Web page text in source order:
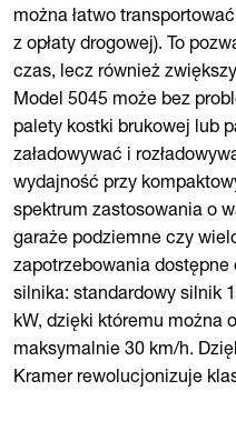
można łatwo
z opłaty drogowej). To
czas, lecz również
Model 5045 może bez
palety kostki brukowej lub
załadowywać i
wydajność przy
spektrum zastosowania o
garaże podziemne czy
zapotrzebowania
silnika: standardowy silnik
kW, dzięki któremu można
maksymalnie 30 km/h.
Kramer rewolucjonizuje